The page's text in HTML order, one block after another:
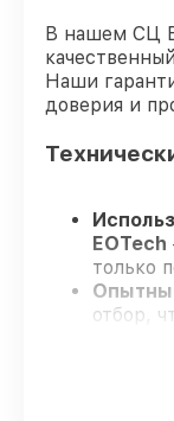
В нашем СЦ
Наши
доверия и
EOTech
только
отбор,